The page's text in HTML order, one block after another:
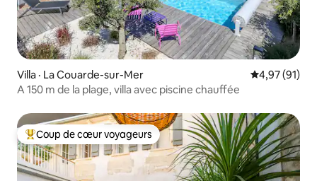
Villa · La Couarde-sur-Mer Note
4,97 (91)
A 150 m de la plage, villa avec piscine chauffée
Coup de cœur voyageurs parmi les plus aimés
Coup de cœur voyageurs